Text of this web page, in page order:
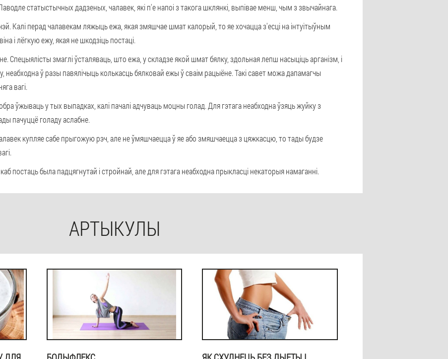
статыстычных дадзеных, чалавек, які п'е напоі з такога шклянкі, выпівае менш, чым з звычайнага.
Калі перад чалавекам ляжыць ежа, якая змяшчае шмат калорый, то яе хочацца з'есці на інтуітыўным
і лёгкую ежу, якая не шкодзіць постаці.
Спецыялісты змаглі ўсталяваць, што ежа, у складзе якой шмат бялку, здольная лепш насыціць арганізм, і
неабходна ў разы павялічыць колькасць бялковай ежы ў сваім рацыёне. Такі савет можа дапамагчы
вагі.
ўжываць у тых выпадках, калі пачалі адчуваць моцны голад. Для гэтага неабходна ўзяць жуйку з
пачуццё голаду аслабне.
купляе сабе прыгожую рэч, але не ўмяшчаецца ў яе або змяшчаецца з цяжкасцю, то тады будзе
постаць была падцягнутай і стройнай, але для гэтага неабходна прыкласці некаторыя намаганні.
АРТЫКУЛЫ